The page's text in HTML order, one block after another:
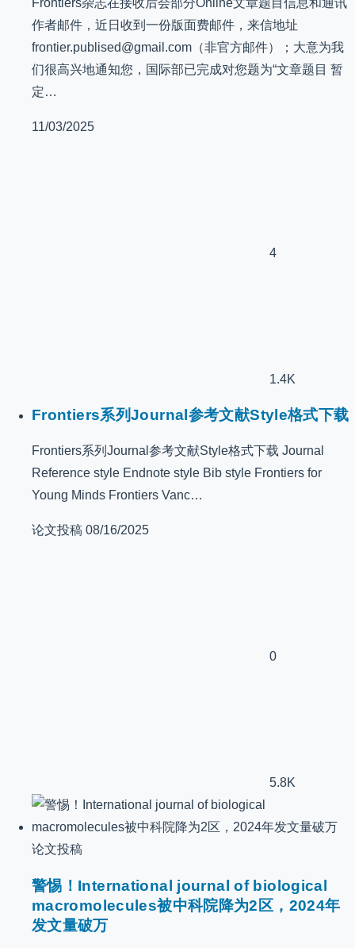
作者邮件，近日收到一份版面费邮件，来信地址
frontier.publised@gmail.com（非官方邮件）；大意为我
们很高兴地通知您，国际部已完成对您题为“文章题目 暂
定…
11/03/2025
4
1.4K
Frontiers系列Journal参考文献Style格式下载
Frontiers系列Journal参考文献Style格式下载 Journal
Reference style Endnote style Bib style Frontiers for
Young Minds Frontiers Vanc…
论文投稿 08/16/2025
0
5.8K
论文投稿
警惕！International journal of biological
macromolecules被中科院降为2区，2024年
发文量破万